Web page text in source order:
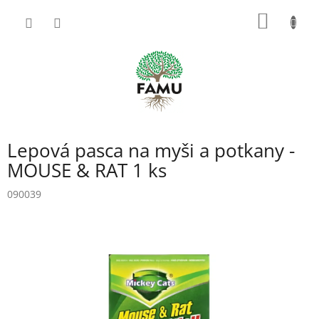
Lepová pasca na myši a potkany -
MOUSE & RAT 1 ks
090039